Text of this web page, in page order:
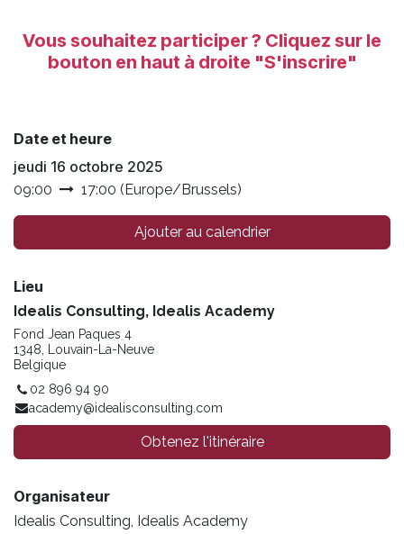
Vous ​souhaitez participer ? Cliquez sur le
bouton en haut à droite "S'inscrire"
Date et heure
jeudi 16 octobre 2025
09:00 17:00 (Europe/Brussels)
Ajouter au calendrier
Lieu
Idealis Consulting, Idealis Academy
Fond Jean Paques 4
1348, Louvain-La-Neuve
Belgique
02 896 94 90
academy@idealisconsulting.com
Obtenez l'itinéraire
Organisateur
Idealis Consulting, Idealis Academy